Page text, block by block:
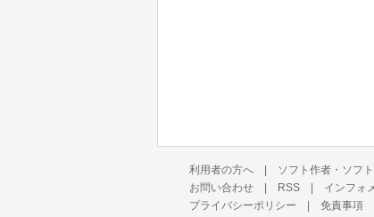
利用者の方へ | ソフト作者・ソフ
お問い合わせ | RSS | インフォ
プライバシーポリシー | 免責事項